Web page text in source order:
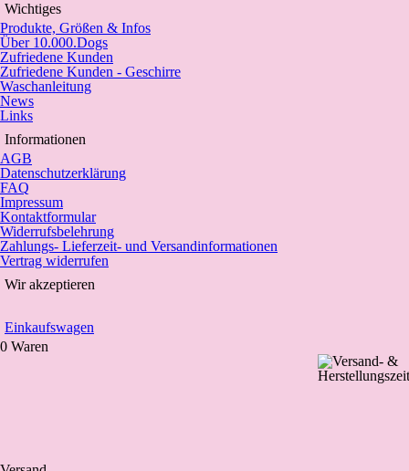
Wichtiges
Produkte, Größen & Infos
Über 10.000.Dogs
Zufriedene Kunden
Zufriedene Kunden - Geschirre
Waschanleitung
News
Links
Informationen
AGB
Datenschutzerklärung
FAQ
Impressum
Kontaktformular
Widerrufsbelehrung
Zahlungs- Lieferzeit- und Versandinformationen
Vertrag widerrufen
Wir akzeptieren
Einkaufswagen
0 Waren